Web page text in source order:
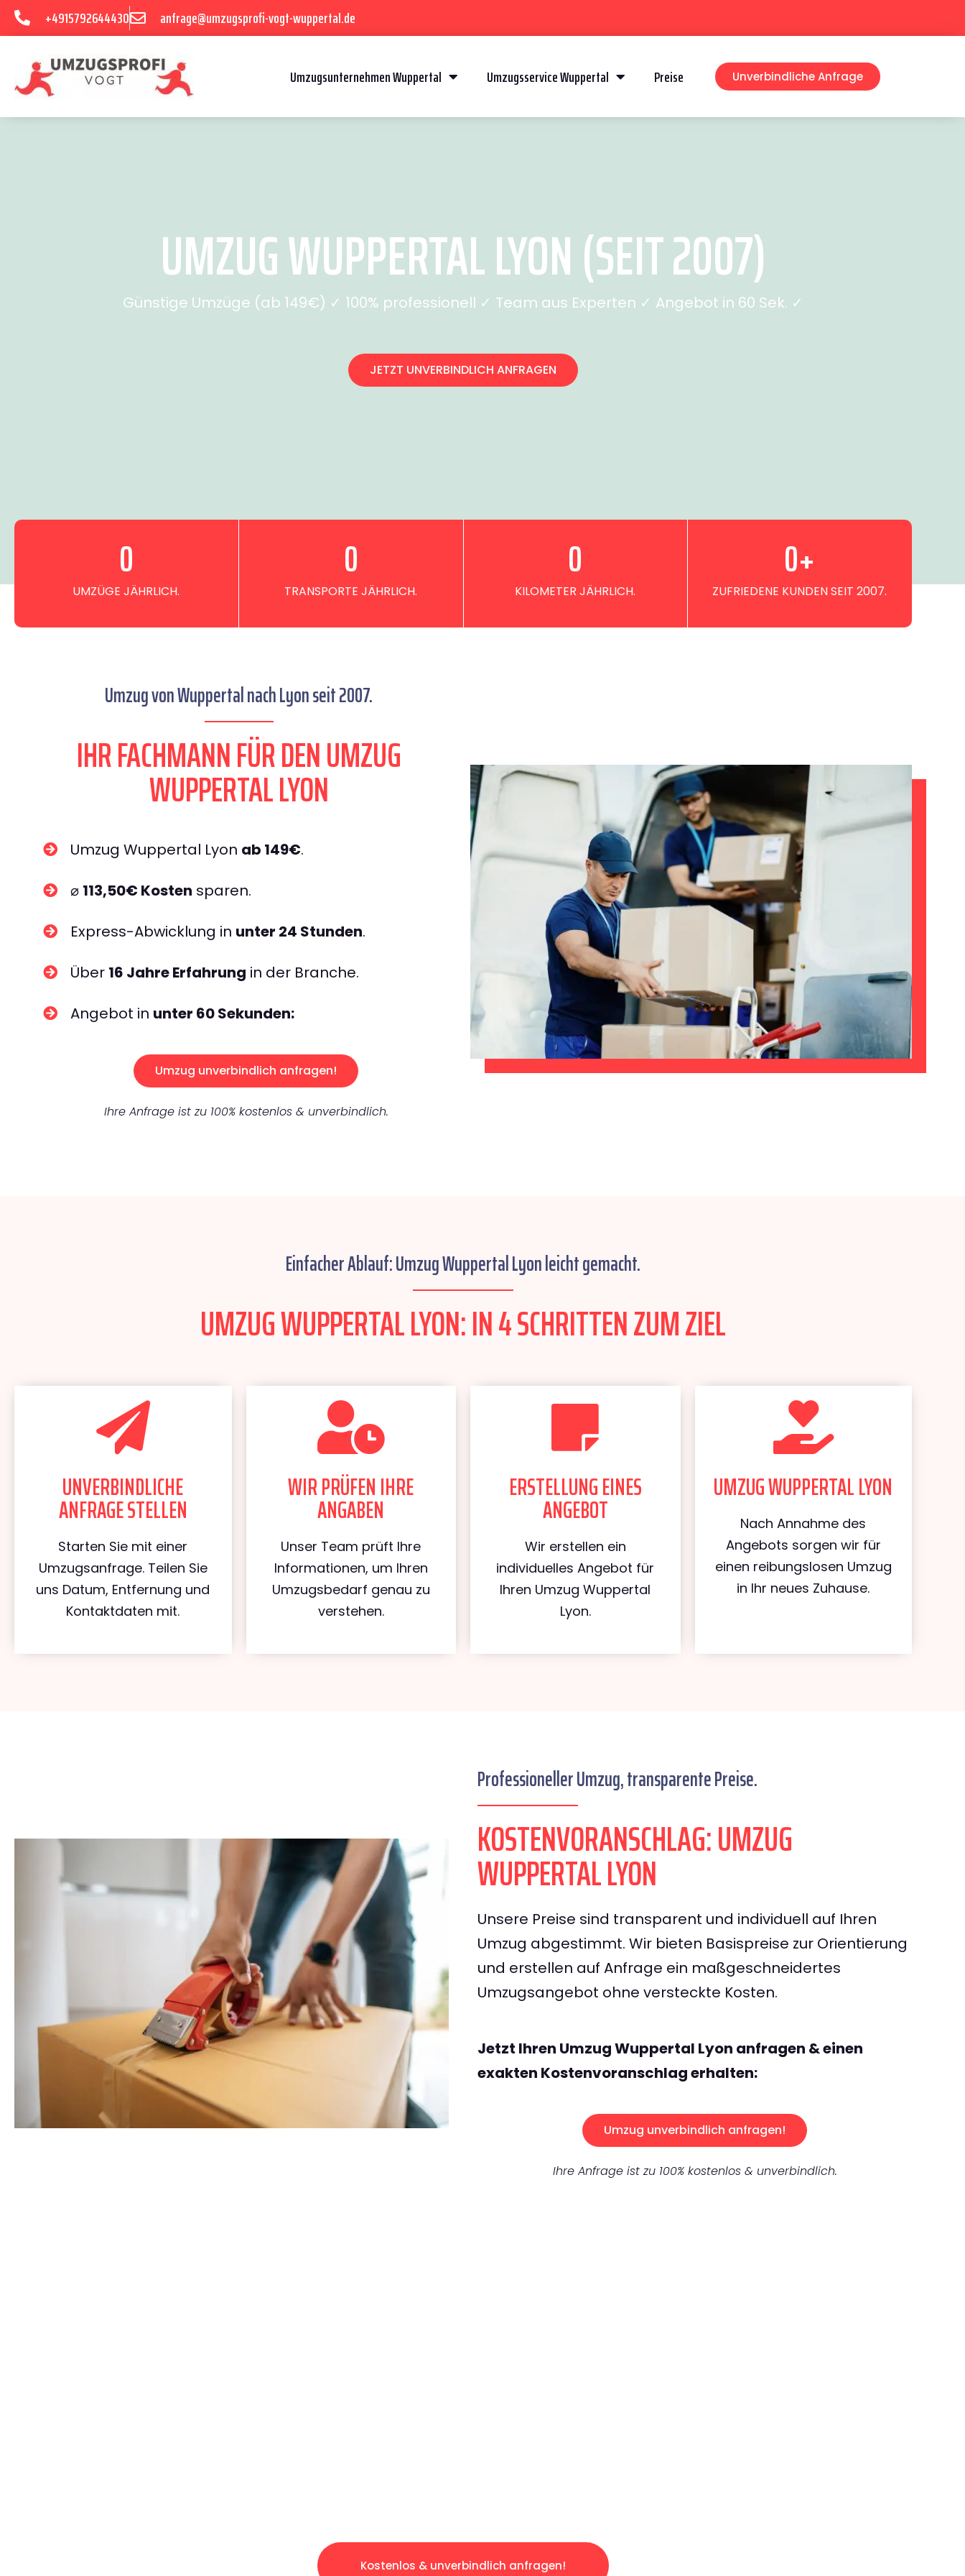
+4915792644430 anfrage@umzugsprofi-vogt-wuppertal.de
Umzugsunternehmen Wuppertal Umzugsservice Wuppertal Preise Unverbindliche Anfrage
UMZUG WUPPERTAL LYON (SEIT 2007)
Günstige Umzüge (ab 149€) ✓ 100% professionell ✓ Team aus Experten ✓ Angebot in 60 Sek. ✓
JETZT UNVERBINDLICH ANFRAGEN
UMZÜGE JÄHRLICH.
0
TRANSPORTE JÄHRLICH.
0
KILOMETER JÄHRLICH.
0
ZUFRIEDENE KUNDEN SEIT 2007.
0+
Umzug von Wuppertal nach Lyon seit 2007.
IHR FACHMANN FÜR DEN UMZUG
WUPPERTAL LYON
Umzug Wuppertal Lyon ab 149€.
⌀ 113,50€ Kosten sparen.
Express-Abwicklung in unter 24 Stunden.
Über 16 Jahre Erfahrung in der Branche.
Angebot in unter 60 Sekunden:
Umzug unverbindlich anfragen!
Ihre Anfrage ist zu 100% kostenlos & unverbindlich.
Einfacher Ablauf: Umzug Wuppertal Lyon leicht gemacht.
UMZUG WUPPERTAL LYON: IN 4 SCHRITTEN ZUM ZIEL
UNVERBINDLICHE
ANFRAGE STELLEN
Starten Sie mit einer
Umzugsanfrage. Teilen Sie
uns Datum, Entfernung und
Kontaktdaten mit.
WIR PRÜFEN IHRE
ANGABEN
Unser Team prüft Ihre
Informationen, um Ihren
Umzugsbedarf genau zu
verstehen.
ERSTELLUNG EINES
ANGEBOT
Wir erstellen ein
individuelles Angebot für
Ihren Umzug Wuppertal
Lyon.
UMZUG WUPPERTAL LYON
Nach Annahme des
Angebots sorgen wir für
einen reibungslosen Umzug
in Ihr neues Zuhause.
Professioneller Umzug, transparente Preise.
KOSTENVORANSCHLAG: UMZUG
WUPPERTAL LYON
Unsere Preise sind transparent und individuell auf Ihren
Umzug abgestimmt. Wir bieten Basispreise zur Orientierung
und erstellen auf Anfrage ein maßgeschneidertes
Umzugsangebot ohne versteckte Kosten.
Jetzt Ihren Umzug Wuppertal Lyon anfragen & einen
exakten Kostenvoranschlag erhalten:
Umzug unverbindlich anfragen!
Ihre Anfrage ist zu 100% kostenlos & unverbindlich.
Kostenlos & unverbindlich anfragen!